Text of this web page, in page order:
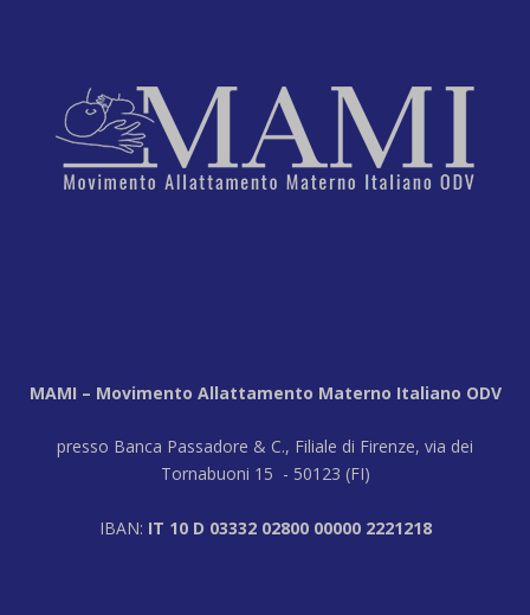
MAMI – Movimento Allattamento Materno Italiano ODV
presso Banca Passadore & C., Filiale di Firenze, via dei
Tornabuoni 15 - 50123 (FI)
IBAN: IT 10 D 03332 02800 00000 2221218